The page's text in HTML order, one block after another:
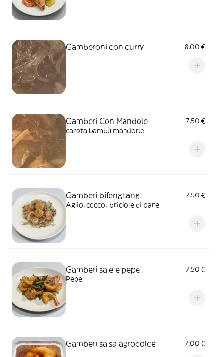
Gamberoni con curry 8,00 €
Gamberi Con Mandole
7,50 €
carota bambù mandorle
Gamberi bifengtang
7,50 €
Aglio, cocco, briciole di pane
Gamberi sale e pepe
7,50 €
Pepe
Gamberi salsa agrodolce 7,00 €